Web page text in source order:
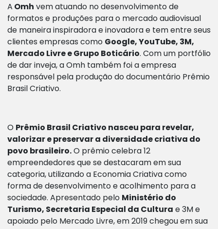
A Omh vem atuando no desenvolvimento de
formatos e produções para o mercado audiovisual
de maneira inspiradora e inovadora e tem entre seus
clientes empresas como Google, YouTube, 3M,
Mercado Livre e Grupo Boticário. Com um portfólio
de dar inveja, a Omh também foi a empresa
responsável pela produção do documentário Prêmio
Brasil Criativo.
O Prêmio Brasil Criativo nasceu para revelar,
valorizar e preservar a diversidade criativa do
povo brasileiro.O prêmio celebra 12
empreendedores que se destacaram em sua
categoria, utilizando a Economia Criativa como
forma de desenvolvimento e acolhimento para a
sociedade. Apresentado pelo Ministério do
Turismo, Secretaria Especial da Cultura e 3M e
apoiado pelo Mercado Livre, em 2019 chegou em sua